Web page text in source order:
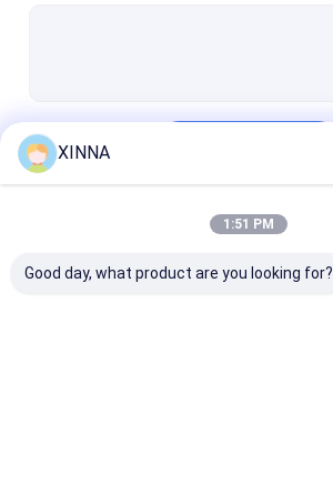
Bạch cầu PP
Danh Mục Của Chúng Tôi
XINNA
1:51 PM
Good day, what product are you looking for?